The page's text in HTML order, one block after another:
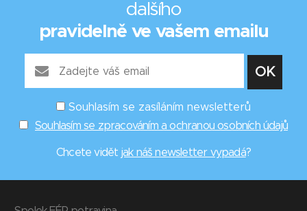
dalšího
pravidelně ve vašem emailu
Souhlasím se zasíláním newsletterů
Souhlasím se zpracováním a ochranou osobních údajů
Chcete vidět jak náš newsletter vypadá?